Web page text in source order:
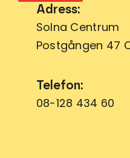
Adress:
Solna Centrum
Postgången 47
Telefon:
08-128 434 60